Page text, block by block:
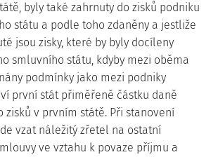
byly také zahrnuty do zisků podniku
státu a podle toho zdaněny a jestliže
jsou zisky, které by byly docíleny
smluvního státu, kdyby mezi oběma
podmínky jako mezi podniky
první stát přiměřeně částku daně
zisků v prvním státě. Při stanovení
vzat náležitý zřetel na ostatní
ve vztahu k povaze příjmu a